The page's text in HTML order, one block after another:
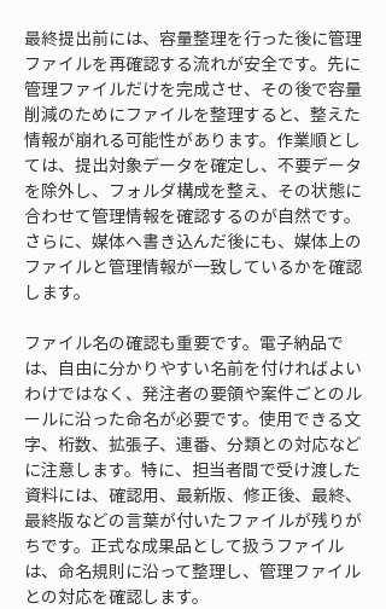
最終提出前には、容量整理を行った後に管理
ファイルを再確認する流れが安全です。先に
管理ファイルだけを完成させ、その後で容量
削減のためにファイルを整理すると、整えた
情報が崩れる可能性があります。作業順とし
ては、提出対象データを確定し、不要データ
を除外し、フォルダ構成を整え、その状態に
合わせて管理情報を確認するのが自然です。
さらに、媒体へ書き込んだ後にも、媒体上の
ファイルと管理情報が一致しているかを確認
します。
ファイル名の確認も重要です。電子納品で
は、自由に分かりやすい名前を付ければよい
わけではなく、発注者の要領や案件ごとのル
ールに沿った命名が必要です。使用できる文
字、桁数、拡張子、連番、分類との対応など
に注意します。特に、担当者間で受け渡した
資料には、確認用、最新版、修正後、最終、
最終版などの言葉が付いたファイルが残りが
ちです。正式な成果品として扱うファイル
は、命名規則に沿って整理し、管理ファイル
との対応を確認します。